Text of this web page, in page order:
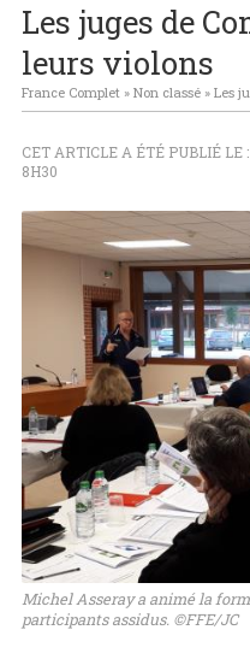
indoor reviennent le 23
Les juges de
leurs violons
France Complet» Non classé» Les
CET ARTICLE A ÉTÉ PUBLIÉ LE
8H30
Michel Asseray a animé la
participants assidus. ©FFE/JC